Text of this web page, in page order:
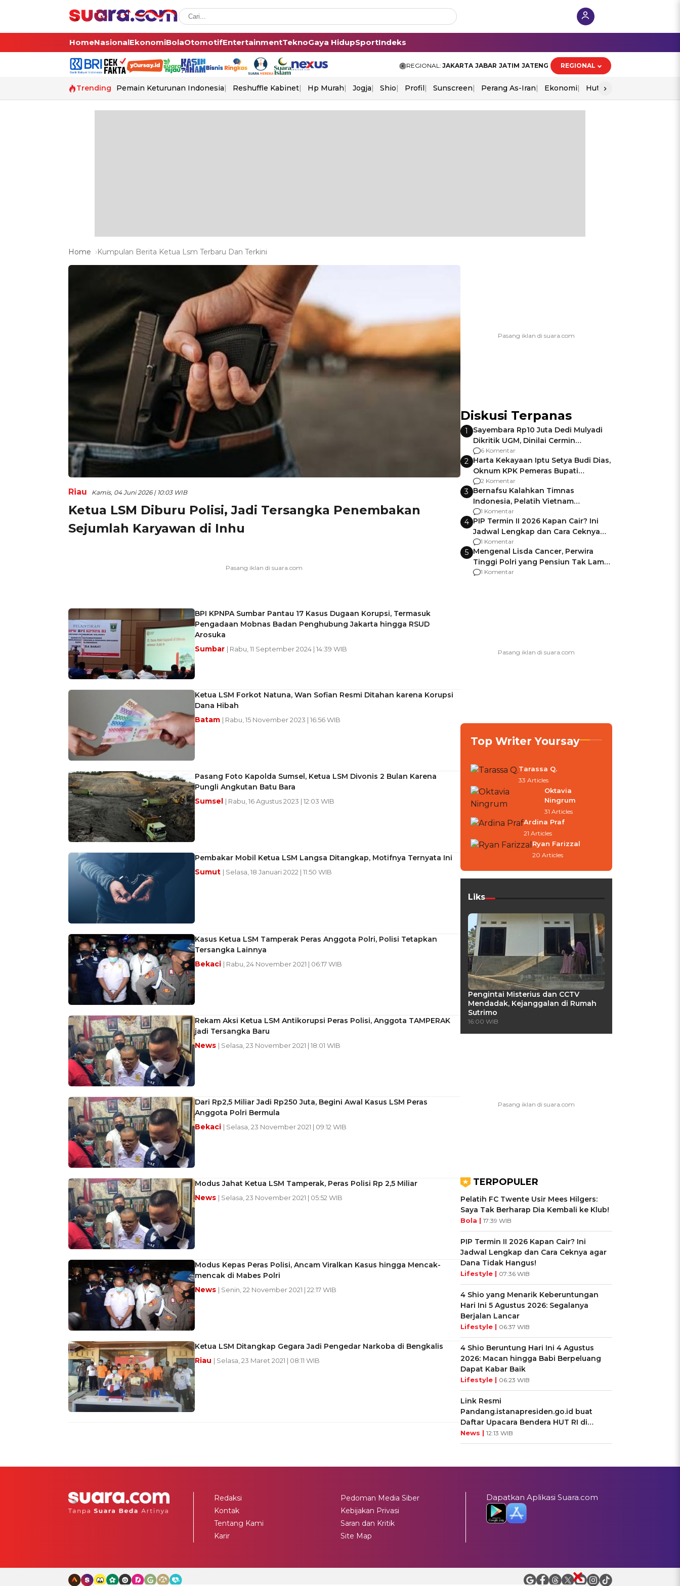
HomeNasionalEkonomiBolaOtomotifEntertainmentTeknoGaya HidupSportIndeks
REGIONAL: JAKARTA JABAR JATIM JATENG REGIONAL
Trending Pemain Keturunan Indonesia Reshuffle Kabinet Hp Murah Jogja Shio Profil Sunscreen Perang As-Iran Ekonomi Hut Ri
›
Home Kumpulan Berita Ketua Lsm Terbaru Dan Terkini
Riau Kamis, 04 Juni 2026 | 10:03 WIB
Ketua LSM Diburu Polisi, Jadi Tersangka Penembakan
Sejumlah Karyawan di Inhu
BPI KPNPA Sumbar Pantau 17 Kasus Dugaan Korupsi, Termasuk
Pengadaan Mobnas Badan Penghubung Jakarta hingga RSUD
Arosuka
Sumbar | Rabu, 11 September 2024 | 14:39 WIB
Ketua LSM Forkot Natuna, Wan Sofian Resmi Ditahan karena Korupsi
Dana Hibah
Batam | Rabu, 15 November 2023 | 16:56 WIB
Pasang Foto Kapolda Sumsel, Ketua LSM Divonis 2 Bulan Karena
Pungli Angkutan Batu Bara
Sumsel | Rabu, 16 Agustus 2023 | 12:03 WIB
Pembakar Mobil Ketua LSM Langsa Ditangkap, Motifnya Ternyata Ini
Sumut | Selasa, 18 Januari 2022 | 11:50 WIB
Kasus Ketua LSM Tamperak Peras Anggota Polri, Polisi Tetapkan
Tersangka Lainnya
Bekaci | Rabu, 24 November 2021 | 06:17 WIB
Rekam Aksi Ketua LSM Antikorupsi Peras Polisi, Anggota TAMPERAK
jadi Tersangka Baru
News | Selasa, 23 November 2021 | 18:01 WIB
Dari Rp2,5 Miliar Jadi Rp250 Juta, Begini Awal Kasus LSM Peras
Anggota Polri Bermula
Bekaci | Selasa, 23 November 2021 | 09:12 WIB
Modus Jahat Ketua LSM Tamperak, Peras Polisi Rp 2,5 Miliar
News | Selasa, 23 November 2021 | 05:52 WIB
Modus Kepas Peras Polisi, Ancam Viralkan Kasus hingga Mencak-
mencak di Mabes Polri
News | Senin, 22 November 2021 | 22:17 WIB
Ketua LSM Ditangkap Gegara Jadi Pengedar Narkoba di Bengkalis
Riau | Selasa, 23 Maret 2021 | 08:11 WIB
Diskusi Terpanas
1
Sayembara Rp10 Juta Dedi Mulyadi
Dikritik UGM, Dinilai Cermin
Gagalnya Negara Jamin Keamanan
6 Komentar
2 Harta Kekayaan Iptu Setya Budi Dias,
Oknum KPK Pemeras Bupati
Pemalang
2 Komentar
3 Bernafsu Kalahkan Timnas
Indonesia, Pelatih Vietnam
Berencana Pakai Jimat di Pakansari
1 Komentar
4 PIP Termin II 2026 Kapan Cair? Ini
Jadwal Lengkap dan Cara Ceknya
agar Dana Tidak Hangus!
1 Komentar
5 Mengenal Lisda Cancer, Perwira
Tinggi Polri yang Pensiun Tak Lama
Usai Jadi Brigjen
1 Komentar
Top Writer Yoursay
Tarassa Q.
33 Articles
Oktavia
Ningrum
31 Articles
Ardina Praf
21 Articles
Ryan Farizzal
20 Articles
Liks
Pengintai Misterius dan CCTV
Mendadak, Kejanggalan di Rumah
Sutrimo
16:00 WIB
TERPOPULER
Pelatih FC Twente Usir Mees Hilgers:
Saya Tak Berharap Dia Kembali ke Klub!
Bola | 17:39 WIB
PIP Termin II 2026 Kapan Cair? Ini
Jadwal Lengkap dan Cara Ceknya agar
Dana Tidak Hangus!
Lifestyle | 07:36 WIB
4 Shio yang Menarik Keberuntungan
Hari Ini 5 Agustus 2026: Segalanya
Berjalan Lancar
Lifestyle | 06:37 WIB
4 Shio Beruntung Hari Ini 4 Agustus
2026: Macan hingga Babi Berpeluang
Dapat Kabar Baik
Lifestyle | 06:23 WIB
Link Resmi
Pandang.istanapresiden.go.id buat
Daftar Upacara Bendera HUT RI di
Istana Negara
News | 12:13 WIB
Redaksi
Kontak
Tentang Kami
Karir
Pedoman Media Siber
Kebijakan Privasi
Saran dan Kritik
Site Map
Dapatkan Aplikasi Suara.com